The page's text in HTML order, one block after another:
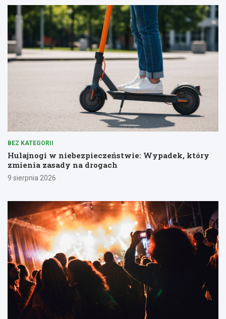
BEZ KATEGORII
Hulajnogi w niebezpieczeństwie: Wypadek, który
zmienia zasady na drogach
9 sierpnia 2026